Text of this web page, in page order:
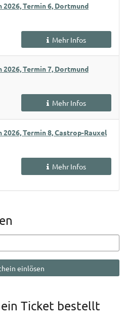
Termin 6, Dortmund
Mehr Infos
Termin 7, Dortmund
Mehr Infos
Termin 8, Castrop-Rauxel
Mehr Infos
einlösen
Ticket bestellt